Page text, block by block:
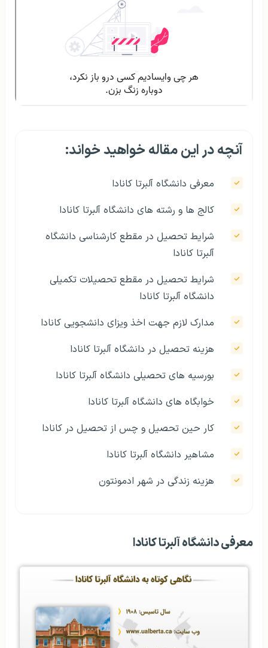
آنچه در این مقاله خواهید خواند:
معرفی دانشگاه آلبرتا کانادا
کالج ها و رشته های دانشگاه آلبرتا کانادا
شرایط تحصیل در مقطع کارشناسی دانشگاه
آلبرتا کانادا
شرایط تحصیل در مقطع تحصیلات تکمیلی
دانشگاه آلبرتا کانادا
مدارک لازم جهت اخذ ویزای دانشجویی کانادا
هزینه تحصیل در دانشگاه آلبرتا کانادا
بورسیه های تحصیلی دانشگاه آلبرتا کانادا
خوابگاه های دانشگاه آلبرتا کانادا
کار حین تحصیل و چس از تحصیل در کانادا
مشاهیر دانشگاه آلبرتا کانادا
هزینه زندگی در شهر ادمونتون
معرفی دانشگاه آلبرتا کانادا